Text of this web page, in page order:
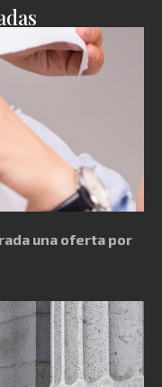
una oferta por